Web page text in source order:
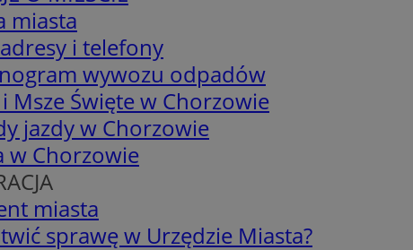
miasta
i telefony
wywozu odpadów
Msze Święte w Chorzowie
jazdy w Chorzowie
w Chorzowie
miasta
sprawę w Urzędzie Miasta?